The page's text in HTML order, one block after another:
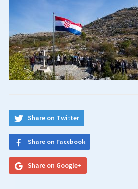
Share on Twitter
Share on Facebook
Share on Google+